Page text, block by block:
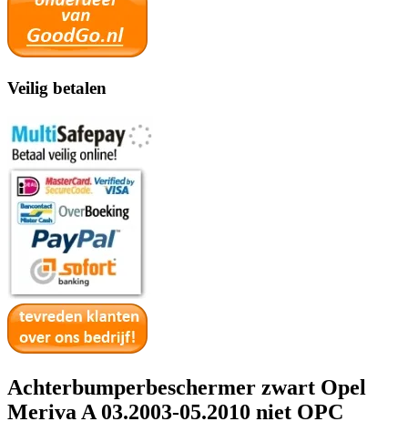
Veilig betalen
Achterbumperbeschermer zwart Opel
Meriva A 03.2003-05.2010 niet OPC